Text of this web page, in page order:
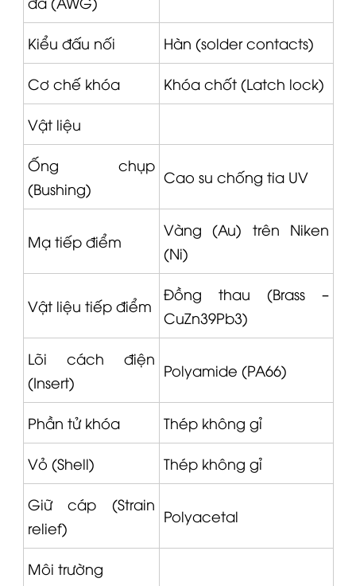
Kiểu đấu nối Hàn (solder contacts)
Cơ chế khóa Khóa chốt (Latch lock)
Vật liệu
Ống chụp
(Bushing)
Cao su chống tia UV
Mạ tiếp điểm
Vàng (Au) trên Niken
(Ni)
Vật liệu tiếp điểm
Đồng thau (Brass –
CuZn39Pb3)
Lõi cách điện
(Insert)
Polyamide (PA66)
Phần tử khóa Thép không gỉ
Vỏ (Shell) Thép không gỉ
Giữ cáp (Strain
relief)
Polyacetal
Môi trường